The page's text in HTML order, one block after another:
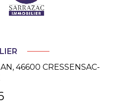
46600 CRESSENSAC-